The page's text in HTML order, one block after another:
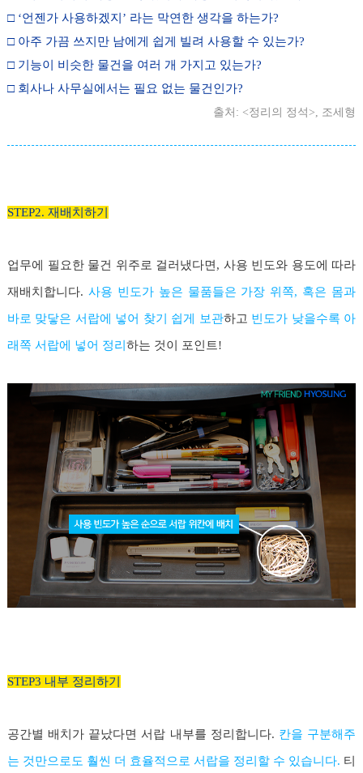
□ ‘언젠가 사용하겠지’ 라는 막연한 생각을 하는가?
□ 아주 가끔 쓰지만 남에게 쉽게 빌려 사용할 수 있는가?
□ 기능이 비슷한 물건을 여러 개 가지고 있는가?
□ 회사나 사무실에서는 필요 없는 물건인가?
출처: <정리의 정석>, 조세형
STEP2. 재배치하기
업무에 필요한 물건 위주로 걸러냈다면, 사용 빈도와 용도에 따라
재배치합니다. 사용 빈도가 높은 물품들은 가장 위쪽, 혹은 몸과
바로 맞닿은 서랍에 넣어 찾기 쉽게 보관하고 빈도가 낮을수록 아
래쪽 서랍에 넣어 정리 하는 것이 포인트!
STEP3 내부 정리하기
공간별 배치가 끝났다면 서랍 내부를 정리합니다. 칸을 구분해주
는 것만으로도 훨씬 더 효율적으로 서랍을 정리할 수 있습니다. 티